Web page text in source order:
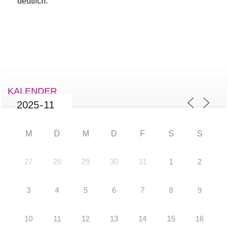
KALENDER
M D M D F S S
27 28 29 30 31 1 2
3 4 5 6 7 8 9
10 11 12 13 14 15 16